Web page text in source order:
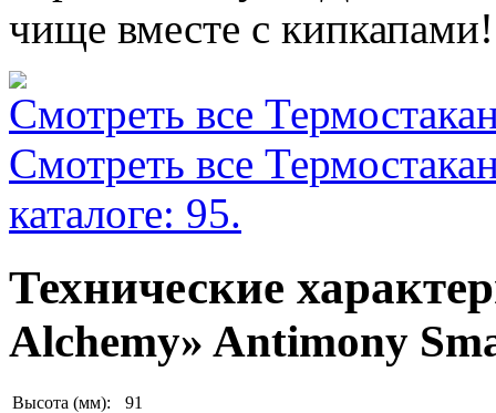
чище вместе с кипкапами!
Смотреть все
Смотреть все
каталоге: 95.
Технические
Alchemy» Antimony
Высота (мм):
91